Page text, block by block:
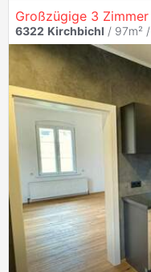
Großzügige 3 Zimmer
6322 Kirchbichl / 97m² /